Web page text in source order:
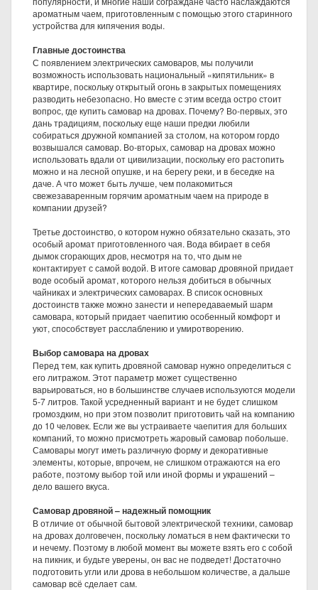
ароматным чаем, приготовленным с помощью этого старинного
устройства для кипячения воды.
Главные достоинства
С появлением электрических самоваров, мы получили
возможность использовать национальный «кипятильник» в
квартире, поскольку открытый огонь в закрытых помещениях
разводить небезопасно. Но вместе с этим всегда остро стоит
вопрос, где купить самовар на дровах. Почему? Во-первых, это
дань традициям, поскольку еще наши предки любили
собираться дружной компанией за столом, на котором гордо
возвышался самовар. Во-вторых, самовар на дровах можно
использовать вдали от цивилизации, поскольку его растопить
можно и на лесной опушке, и на берегу реки, и в беседке на
даче. А что может быть лучше, чем полакомиться
свежезаваренным горячим ароматным чаем на природе в
компании друзей?
Третье достоинство, о котором нужно обязательно сказать, это
особый аромат приготовленного чая. Вода вбирает в себя
дымок сгорающих дров, несмотря на то, что дым не
контактирует с самой водой. В итоге самовар дровяной придает
воде особый аромат, которого нельзя добиться в обычных
чайниках и электрических самоварах. В список основных
достоинств также можно занести и непередаваемый шарм
самовара, который придает чаепитию особенный комфорт и
уют, способствует расслаблению и умиротворению.
Выбор самовара на дровах
Перед тем, как купить дровяной самовар нужно определиться с
его литражом. Этот параметр может существенно
варьироваться, но в большинстве случаев используются модели
5-7 литров. Такой усредненный вариант и не будет слишком
громоздким, но при этом позволит приготовить чай на компанию
до 10 человек. Если же вы устраиваете чаепития для больших
компаний, то можно присмотреть жаровый самовар побольше.
Самовары могут иметь различную форму и декоративные
элементы, которые, впрочем, не слишком отражаются на его
работе, поэтому выбор той или иной формы и украшений –
дело вашего вкуса.
Самовар дровяной – надежный помощник
В отличие от обычной бытовой электрической техники, самовар
на дровах долговечен, поскольку ломаться в нем фактически то
и нечему. Поэтому в любой момент вы можете взять его с собой
на пикник, и будьте уверены, он вас не подведет! Достаточно
подготовить угли или дрова в небольшом количестве, а дальше
самовар всё сделает сам.